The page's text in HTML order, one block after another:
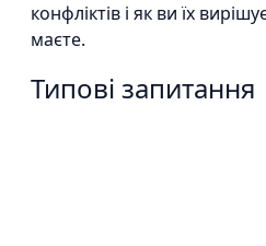
конфліктів і як ви їх
маєте.
Типові запитання